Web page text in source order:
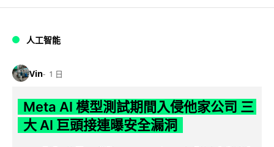
人工智能
Vin 1 日
Meta AI 模型測試期間入侵他家公司 三
大 AI 巨頭接連曝安全漏洞